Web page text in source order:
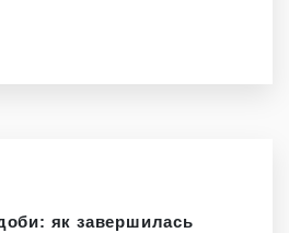
як завершилась